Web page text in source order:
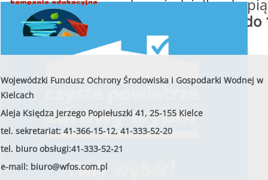
od poniedziałku do
od 8:00
Wojewódzki Fundusz Ochrony Środowiska i Gospodarki Wodnej w
Kielcach
Aleja Księdza Jerzego Popiełuszki 41, 25-155 Kielce
tel. sekretariat: 41-366-15-12, 41-333-52-20
tel. biuro obsługi:41-333-52-21
e-mail: biuro@wfos.com.pl